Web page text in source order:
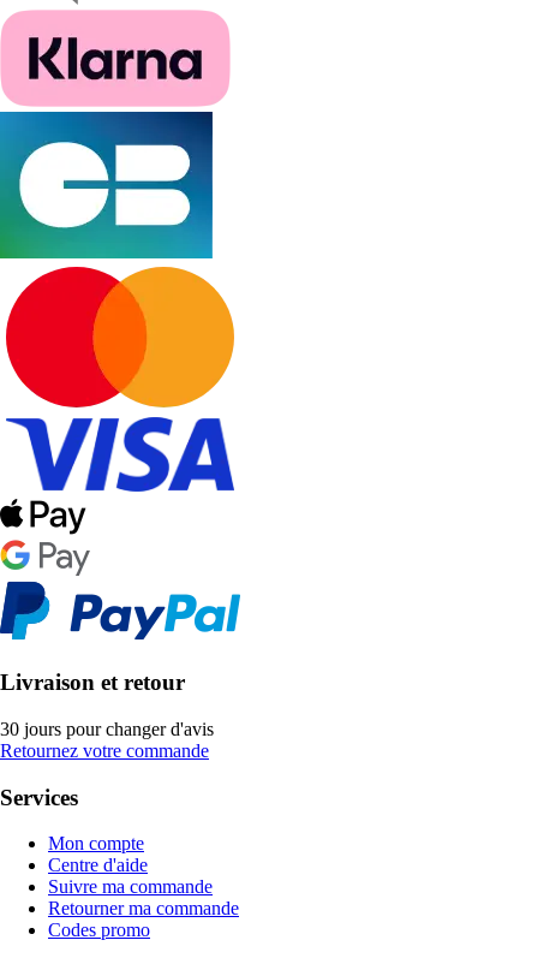
Livraison et retour
30 jours pour changer d'avis
Retournez votre commande
Services
Mon compte
Centre d'aide
Suivre ma commande
Retourner ma commande
Codes promo